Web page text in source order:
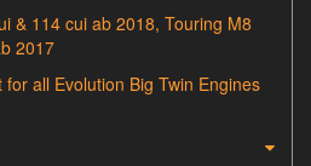
& 114 cui ab 2018, Touring M8
2017
for all Evolution Big Twin Engines